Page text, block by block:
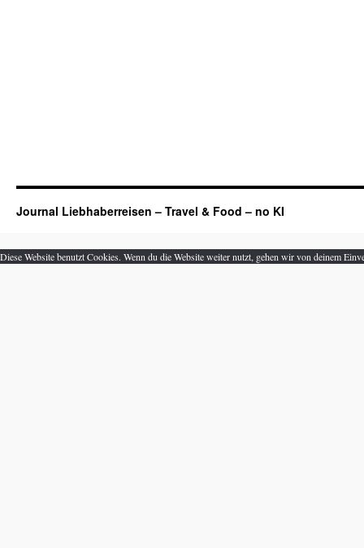
Journal Liebhaberreisen – Travel & Food – no KI
Diese Website benutzt Cookies. Wenn du die Website weiter nutzt, gehen wir von deinem